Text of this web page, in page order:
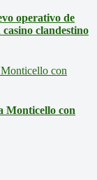
operativo de
clandestino
Monticello con